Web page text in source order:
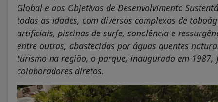
Global e aos Objetivos de Desenvolvimento
todas as idades, com diversos complexos de
artificiais, piscinas de surfe, sonolência e
entre outras, abastecidas por águas quentes
turismo na região, o parque, inaugurado em
colaboradores diretos.